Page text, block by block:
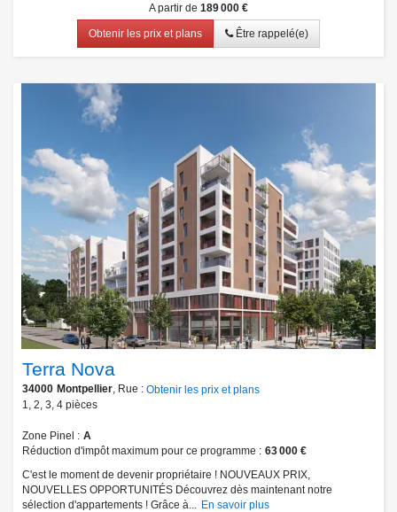
A partir de 189 000 €
Obtenir les prix et plans Être rappelé(e)
Terra Nova
34000 Montpellier , Rue : Obtenir les prix et plans
1
2 3 4 pièces
Zone Pinel
A
Réduction d'impôt maximum pour ce programme
63 000 €
C'est le moment de devenir propriétaire ! NOUVEAUX PRIX,
NOUVELLES OPPORTUNITÉS Découvrez dès maintenant notre
sélection d'appartements ! Grâce à...
En savoir plus